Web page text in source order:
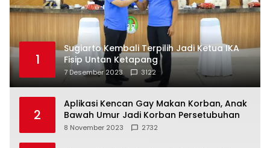
1
Sugiarto Kembali Terpilih Jadi Ketua IKA
Fisip Untan Ketapang
7 Desember 2023 3122
2
Aplikasi Kencan Gay Makan Korban, Anak
Bawah Umur Jadi Korban Persetubuhan
8 November 2023 2732